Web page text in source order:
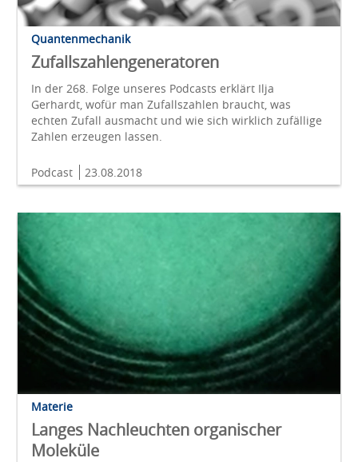
Quantenmechanik
Zufallszahlengeneratoren
In der 268. Folge unseres Podcasts erklärt Ilja
Gerhardt, wofür man Zufallszahlen braucht, was
echten Zufall ausmacht und wie sich wirklich zufällige
Zahlen erzeugen lassen.
Podcast 23.08.2018
Materie
Langes Nachleuchten organischer
Moleküle